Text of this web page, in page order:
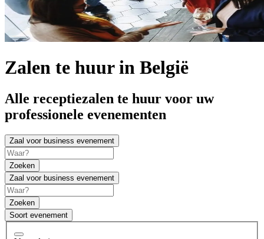
Zalen te huur in België
Alle receptiezalen te huur voor uw
professionele evenementen
Zaal voor business evenement
Zoeken
Zaal voor business evenement
Zoeken
Soort evenement